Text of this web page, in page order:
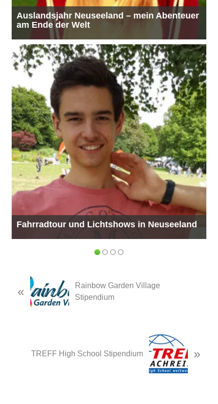
High School Neuseeland – mein Abenteuer
am anderen Ende der Welt
Neuseeländische Chöre und Maori Kultur
Previous
Post:
«
Rainbow Garden Village
Stipendium
Post:TREFF High School Stipendium »